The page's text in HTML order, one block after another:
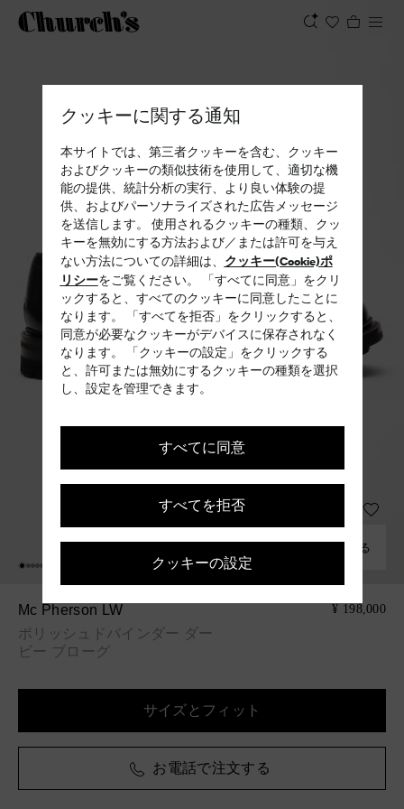
クッキーに関する通知
本サイトでは、第三者クッキーを含む、クッキー
およびクッキーの類似技術を使用して、適切な機
能の提供、統計分析の実行、より良い体験の提
供、およびパーソナライズされた広告メッセージ
を送信します。 使用されるクッキーの種類、クッ
キーを無効にする方法および／または許可を与え
ない方法についての詳細は、 クッキー(Cookie)ポ
リシーをご覧ください。 「すべてに同意」をクリ
ックすると、すべてのクッキーに同意したことに
なります。 「すべてを拒否」をクリックすると、
同意が必要なクッキーがデバイスに保存されなく
なります。 「クッキーの設定」をクリックする
と、許可または無効にするクッキーの種類を選択
し、設定を管理できます。
すべてに同意
すべてを拒否
クッキーの設定
組み合わせる
Mc Pherson LW
ポリッシュドバインダー ダー
ビー ブローグ
¥ 198,000
サイズとフィット
お電話で注文する